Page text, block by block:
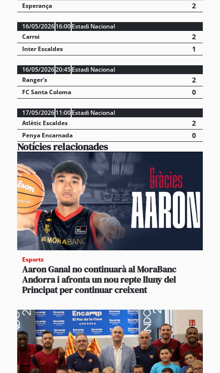
Esperança 2
16/05/202616:00Estadi Nacional
Carroi
2
Inter Escaldes 1
16/05/202620:45Estadi Nacional
Ranger's
2
FC Santa Coloma 0
17/05/202611:00Estadi Nacional
Atlètic Escaldes
2
Penya Encarnada 0
Notícies relacionades
Esports
Aaron Ganal no continuarà al MoraBanc
Andorra i afronta un nou repte lluny del
Principat per continuar creixent